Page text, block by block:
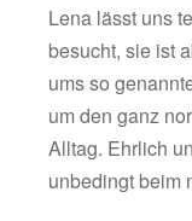
Lena lässt uns
besucht, sie ist
ums so
um den ganz
Alltag. Ehrlich
unbedingt beim